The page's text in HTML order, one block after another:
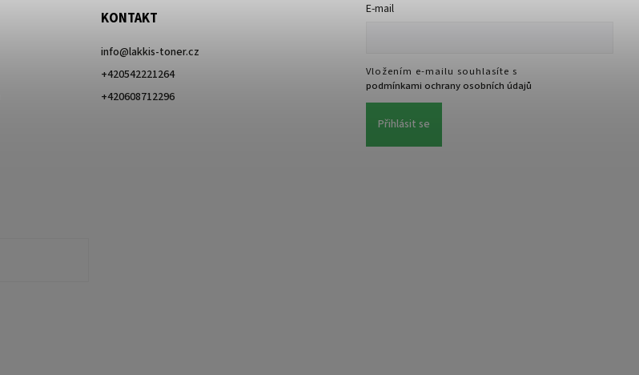
KONTAKT
info@lakkis-toner.cz
+420542221264
+420608712296
E-mail
Vložením e-mailu souhlasíte s
podmínkami ochrany osobních údajů
Přihlásit se